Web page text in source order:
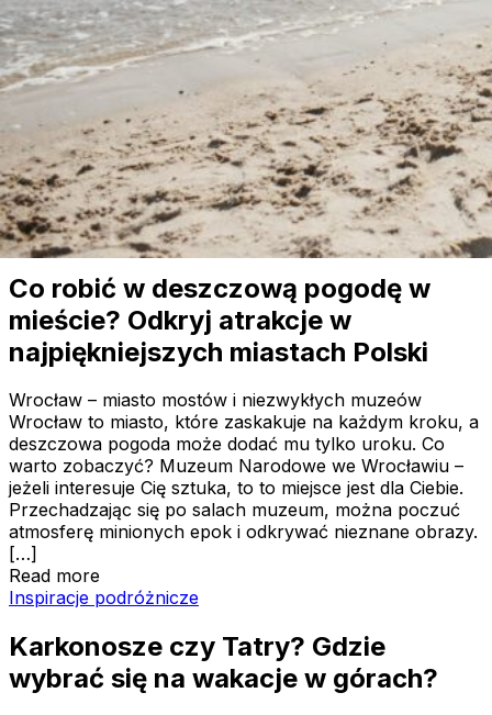
jesienny wypad
Jesień w górach ma w sobie coś wyjątkowego —
powietrze staje się świeższe, lasy mienią się odcieniami
złota i czerwieni, a szlaki cichną po letnim zgiełku. To
idealny moment, by zwolnić tempo, odpocząć od
codzienności i zanurzyć się w pięknie natury. Dla tych,
którzy marzą o takim wytchnieniu, wybraliśmy trzy
wyjątkowe miejsca — Zakopane, Szklarską […]
Read more
Co robić w deszczową pogodę w mieście? Odkryj
Inspiracje podróżnicze
Co robić w deszczową pogodę w
mieście? Odkryj atrakcje w
najpiękniejszych miastach Polski
Wrocław – miasto mostów i niezwykłych muzeów
Wrocław to miasto, które zaskakuje na każdym kroku, a
deszczowa pogoda może dodać mu tylko uroku. Co
warto zobaczyć? Muzeum Narodowe we Wrocławiu –
jeżeli interesuje Cię sztuka, to to miejsce jest dla Ciebie.
Przechadzając się po salach muzeum, można poczuć
atmosferę minionych epok i odkrywać nieznane obrazy.
[…]
Read more
Karkonosze czy Tatry? Gdzie wybrać się na wakacje w
Inspiracje podróżnicze
Karkonosze czy Tatry? Gdzie
wybrać się na wakacje w górach?